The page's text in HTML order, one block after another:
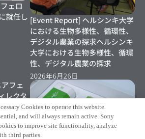
ェロ
就任し [Event Report] ヘルシンキ大学
における生物多様性、循環性、
デジタル農業の探求ヘルシンキ
大学における生物多様性、循環
性、デジタル農業の探求
2026年6月26日
フェ
レクタ
DIS
た
Cookies to operate this website.
and will always remain active. Sony
to improve site functionality, analyze
third parties.